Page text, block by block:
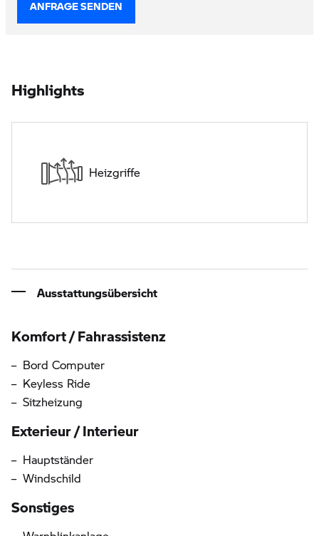
ANFRAGE SENDEN
Highlights
Heizgriffe
Ausstattungsübersicht
Informationen über die Ausstattung
Komfort / Fahrassistenz
Bord Computer
Keyless Ride
Sitzheizung
Exterieur / Interieur
Hauptständer
Windschild
Sonstiges